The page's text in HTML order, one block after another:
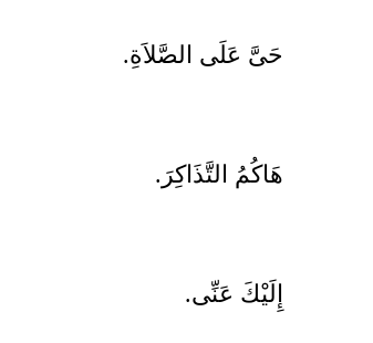
حَىَّ عَلَى الصَّلاَةِ.
هَاكُمُ التَّذَاكِرَ.
إِلَيْكَ عَنِّى.